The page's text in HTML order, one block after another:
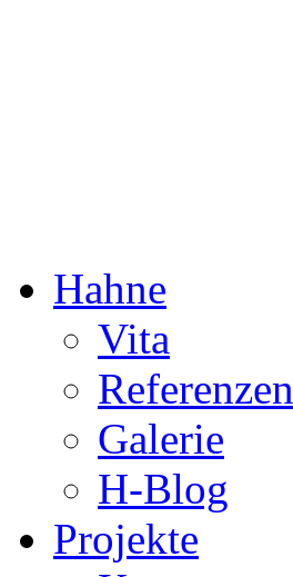
Hahne
Vita
Referenzen
Galerie
H-Blog
Projekte